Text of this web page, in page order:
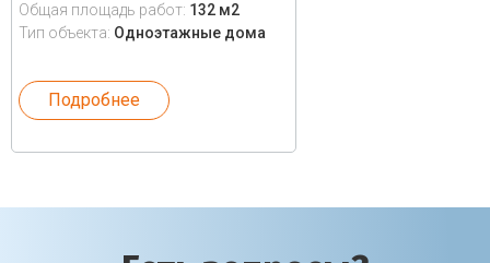
Общая площадь работ: 132 м2
Тип объекта: Одноэтажные дома
Подробнее